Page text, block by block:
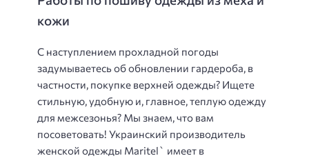
кожи
С наступлением прохладной погоды
задумываетесь об обновлении гардероба, в
частности, покупке верхней одежды? Ищете
стильную, удобную и, главное, теплую одежду
для межсезонья? Мы знаем, что вам
посоветовать! Украинский производитель
женской одежды Maritel` имеет в